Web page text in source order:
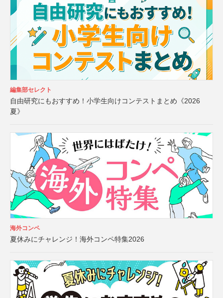
編集部セレクト
自由研究にもおすすめ！小学生向けコンテストまとめ《2026
夏》
海外コンペ
夏休みにチャレンジ！海外コンペ特集2026